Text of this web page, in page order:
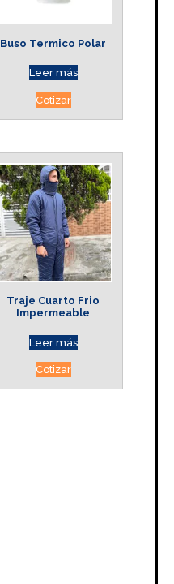
Buso Termico Polar
Leer más
Cotizar
Traje Cuarto Frio
Impermeable
Leer más
Cotizar